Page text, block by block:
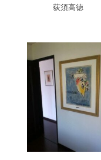
荻須高徳